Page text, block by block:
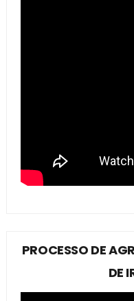
PROCESSO DE
DE